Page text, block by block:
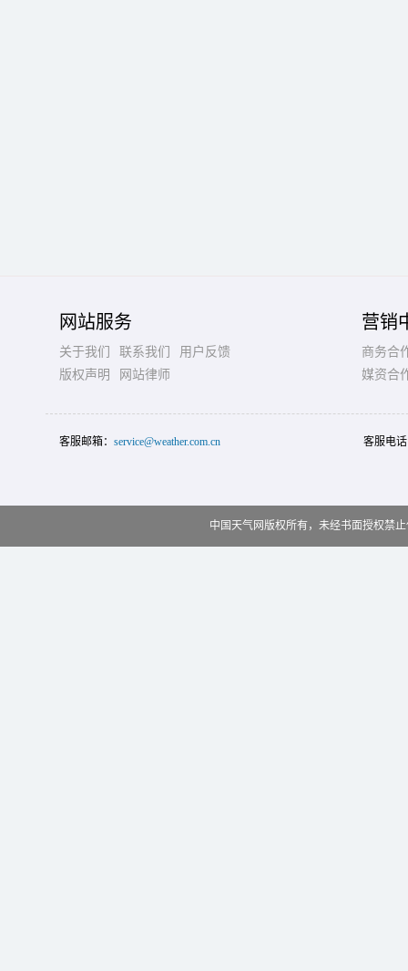
网站服务
关于我们 联系我们
用户反馈
版权声明
网站律师
营销
商务合
媒资合
客服邮箱： service@weather.com.cn 客服电
中国天气网版权所有，未经书面授权